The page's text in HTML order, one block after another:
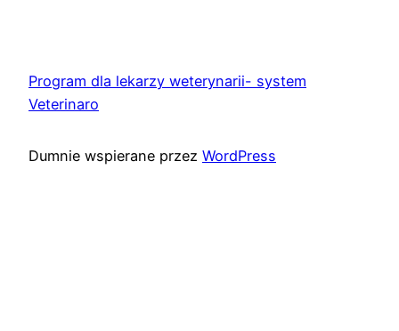
Program dla lekarzy weterynarii- system
Veterinaro
Dumnie wspierane przez WordPress